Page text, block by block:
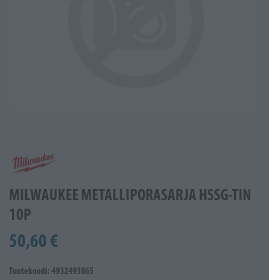
MILWAUKEE METALLIPORASARJA HSSG-TIN
10P
50,60 €
Tuotekoodi: 4932493865